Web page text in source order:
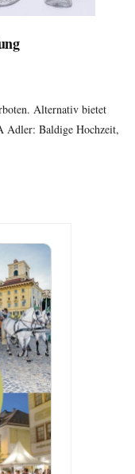
Alternativ bietet
Adler: Baldige Hochzeit,